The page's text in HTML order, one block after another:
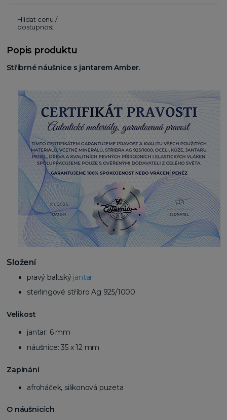
Hlídat cenu /
dostupnost
Popis produktu
Stříbrné náušnice s jantarem Amber.
Složení
pravý baltský jantar
sterlingové stříbro Ag 925/1000
Velikost
jantar: 6 mm
náušnice: 35 x 12 mm
Zapínání
afroháček, silikonová puzeta
O náušnicích